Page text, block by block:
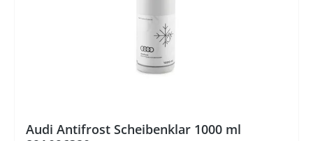
Audi Antifrost Scheibenklar 1000 ml